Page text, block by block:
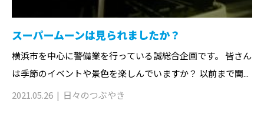
スーパームーンは見られましたか？
横浜市を中心に警備業を行っている誠総合企画です。 皆さん
は季節のイベントや景色を楽しんでいますか？ 以前まで関...
2021.05.26
日々のつぶやき